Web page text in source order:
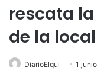
rescata
de la
DiarioElqui 1